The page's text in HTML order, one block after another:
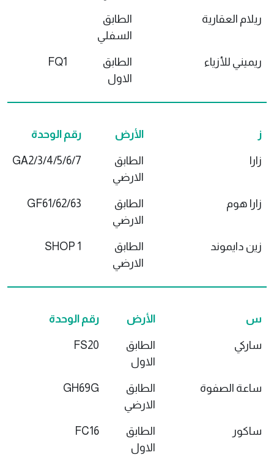
ريلام العقارية​
الطابق
السفلي
ريميني للأزياء
الطابق
الاول
FQ1
ز الأرض رقم الوحدة
زارا
الطابق
الارضي
GA2/3/4/5/6/7
زارا هوم
الطابق
الارضي
GF61/62/63
زين دايموند
الطابق
الارضي
SHOP 1
س الأرض رقم الوحدة
ساركي
الطابق
الاول
FS20
ساعة الصفوة
الطابق
الارضي
GH69G
ساكور
الطابق
الاول
FC16